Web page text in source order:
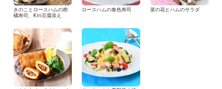
きのことロースハムの柑
橘寿司、Kiri豆腐添え
ロースハムの春色寿司 菜の花とハムのサラダ